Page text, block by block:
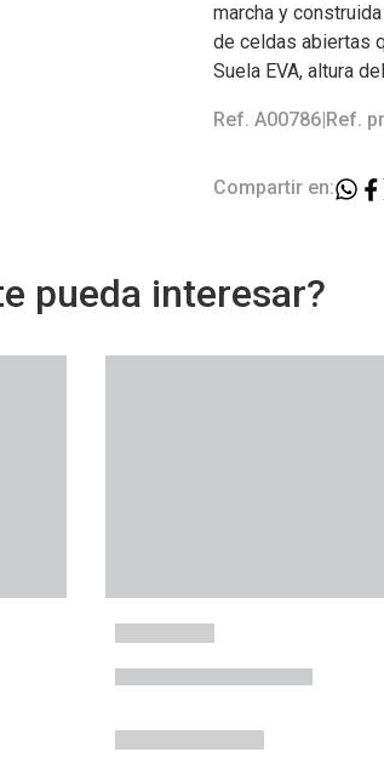
marcha y
de celdas abiertas
Suela EVA, altura
Ref. A00786|Ref.
Compartir en:
pueda interesar?